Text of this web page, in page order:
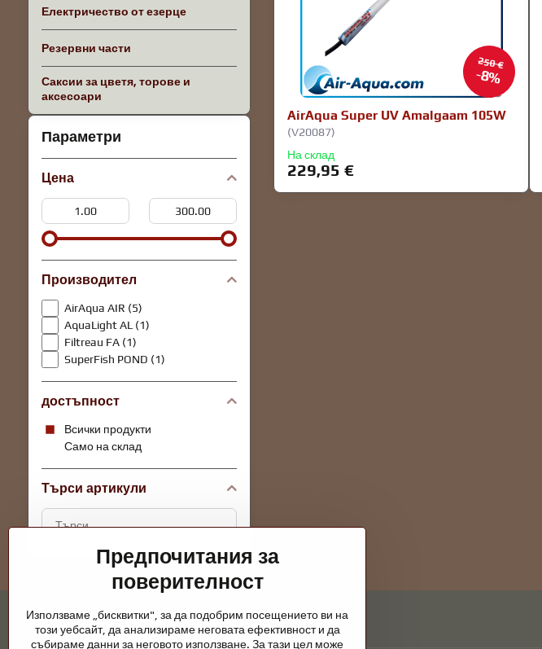
250 €
8%
AirAqua Super UV Amalgaam 105W
(V20087)
На склад
229,95 €
Параметри
Цена
От:
До:
Производител
AirAqua AIR (5)
AquaLight AL (1)
Filtreau FA (1)
SuperFish POND (1)
достъпност
Всички продукти
Само на склад
Търси артикули
Търсене
резултати
по
пълен
Електричество от езерце
Резервни части
Саксии за цветя, торове и
аксесоари
Предпочитания за
поверителност
Използваме „бисквитки", за да подобрим посещението ви на
този уебсайт, да анализираме неговата ефективност и да
събираме данни за неговото използване. За тази цел може